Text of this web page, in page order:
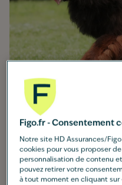
Origine
: Tibet
Taille moyenne: mâle : ≥
Poids moyen: 45 à 70
Pelage: très dense,
doré, bleu-gris
Figo.fr - Consentement
Notre site HD Assurances/
cookies pour vous proposer
personnalisation de contenu
pouvez retirer votre
à tout moment en cliquant sur